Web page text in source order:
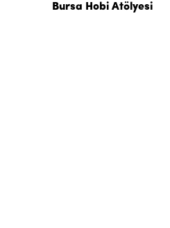
Bursa Hobi Atölyesi